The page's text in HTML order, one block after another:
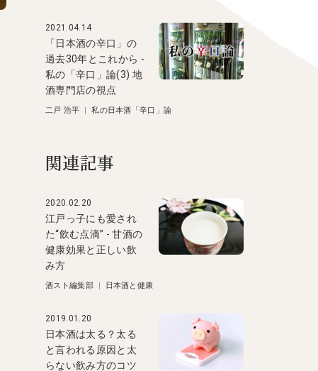
2021.04.14
「日本酒の辛口」の
過去30年とこれから -
私の「辛口」論(3) 地
酒専門店の視点
二戸 浩平 |私の日本酒「辛口」論
関連記事
2020.02.20
江戸っ子にも愛され
た“飲む点滴” - 甘酒の
健康効果と正しい飲
み方
酒スト編集部| 日本酒と健康
2019.01.20
日本酒は太る？太る
と言われる原因と太
らない飲み方のコツ